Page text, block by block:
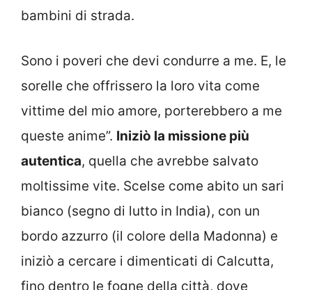
bambini di strada.
Sono i poveri che devi condurre a me. E, le
sorelle che offrissero la loro vita come
vittime del mio amore, porterebbero a me
queste anime”. Iniziò la missione più
autentica, quella che avrebbe salvato
moltissime vite. Scelse come abito un sari
bianco (segno di lutto in India), con un
bordo azzurro (il colore della Madonna) e
iniziò a cercare i dimenticati di Calcutta,
fino dentro le fogne della città, dove